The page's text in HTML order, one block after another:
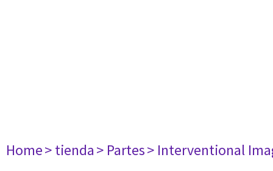
Home> tienda> Partes> Interventional